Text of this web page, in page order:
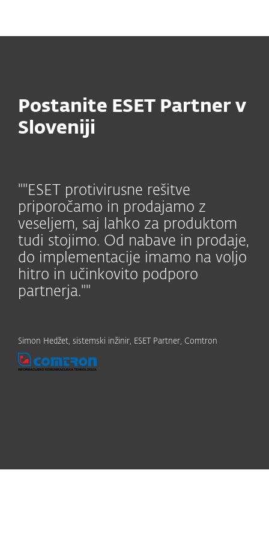
Postanite ESET Partner v
Sloveniji
""ESET protivirusne rešitve
priporočamo in prodajamo z
veseljem, saj lahko za produktom
tudi stojimo. Od nabave in prodaje,
do implementacije imamo na voljo
hitro in učinkovito podporo
partnerja.""
Simon Hedžet, sistemski inžinir, ESET Partner, Comtron